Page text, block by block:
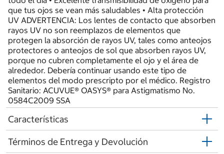
que tus ojos se vean más saludables • Alta protección
UV ADVERTENCIA: Los lentes de contacto que absorben
rayos UV no son reemplazos de elementos que
protegen la absorción de rayos UV, tales como anteojos
protectores o anteojos de sol que absorben rayos UV,
porque no cubren completamente el ojo y el área de
alrededor. Debería continuar usando este tipo de
elementos del modo prescripto por el médico. Registro
Sanitario: ACUVUE® OASYS® para Astigmatismo No.
0584C2009 SSA
Características
Términos de Entrega y Devolución